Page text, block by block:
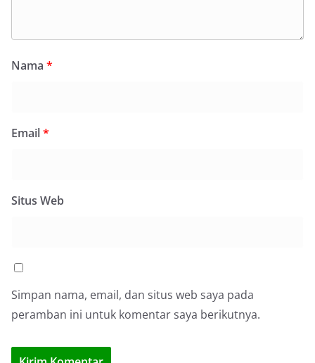
Nama *
Email*
Situs Web
Simpan nama, email, dan situs web saya pada
peramban ini untuk komentar saya berikutnya.